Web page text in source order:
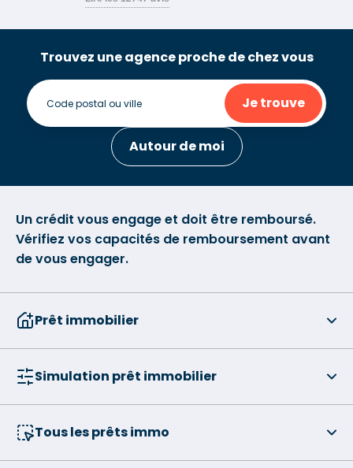
Trouvez une agence proche de chez vous
Je trouve
Autour de moi
Un crédit vous engage et doit être remboursé.
Vérifiez vos capacités de remboursement avant
de vous engager.
Prêt immobilier
Simulation prêt immobilier
Tous les prêts immo